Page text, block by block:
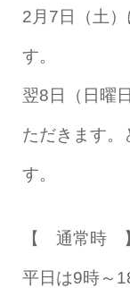
2月7日（土
す。
翌8日（日曜
ただきます。
す。
【 通常時
平日は9時～